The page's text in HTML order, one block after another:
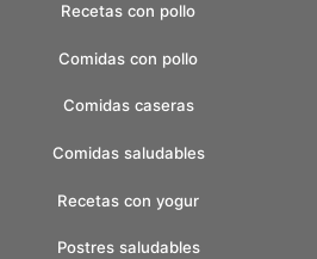
Recetas con pollo
Comidas con pollo
Comidas caseras
Comidas saludables
Recetas con yogur
Postres saludables